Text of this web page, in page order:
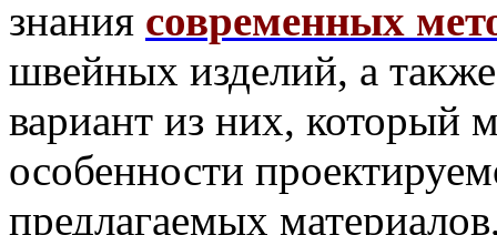
знания современных
швейных изделий, а
вариант из них, который
особенности
предлагаемых